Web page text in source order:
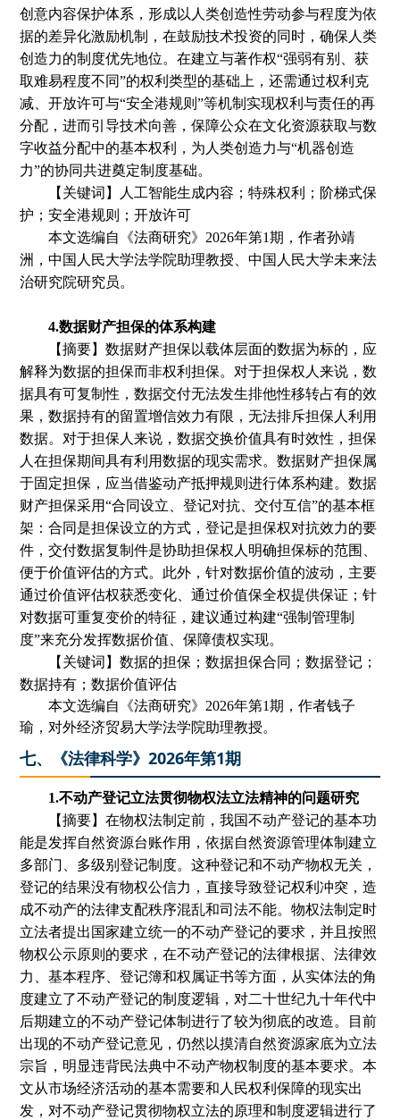
创意内容保护体系 ，形成以人类创造性劳动参与程度为依
据的差异化激励机制，在鼓励技术投资的同时 ，确保人类
创造力的制度优先地位。在建立与著作权“强弱有别、获
取难易程度不同”的权利类型的基础上，还需通过权利克
减、开放许可与“安全港规则”等机制实现权利与责任的再
分配 ，进而引导技术向善 ，保障公众在文化资源获取与数
字收益分配中的基本权利，为人类创造力与“机器创造
力”的协同共进奠定制度基础。
【关键词】人工智能生成内容；特殊权利；阶梯式保
护；安全港规则；开放许可
本文选编自
《法商研究》 2026年第1期 ，作者孙靖
洲 ，中国人民大学法学院助理教授、中国人民大学未来法
治研究院研究员。
4.数据财产担保的体系构建
【摘要】数据财产担保以载体层面的数据为标的，应
解释为数据的担保而非权利担保。对于担保权人来说，数
据具有可复制性，数据交付无法发生排他性移转占有的效
果，数据持有的留置增信效力有限，无法排斥担保人利用
数据。对于担保人来说，数据交换价值具有时效性，担保
人在担保期间具有利用数据的现实需求。数据财产担保属
于固定担保，应当借鉴动产抵押规则进行体系构建。数据
财产担保采用“合同设立、登记对抗、交付互信”的基本框
架 ：合同是担保设立的方式，登记是担保权对抗效力的要
件，交付数据复制件是协助担保权人明确担保标的范围、
便于价值评估的方式。此外，针对数据价值的波动，主要
通过价值评估权获悉变化、通过价值保全权提供保证 ；针
对数据可重复变价的特征，建议通过构建“强制管理制
度”来充分发挥数据价值、保障债权实现。
【关键词】数据的担保；数据担保合同；数据登记；
数据持有；数据价值评估
本文选编自
《法商研究》 2026年第1期 ，作者钱子
瑜 ，对外经济贸易大学法学院助理教授。
七、《法律科学》2026年第1期
1.不动产登记立法贯彻物权法立法精神的问题研究
【摘要】在物权法制定前，我国不动产登记的基本功
能是发挥自然资源台账作用，依据自然资源管理体制建立
多部门、多级别登记制度。这种登记和不动产物权无关，
登记的结果没有物权公信力，直接导致登记权利冲突，造
成不动产的法律支配秩序混乱和司法不能。物权法制定时
立法者提出国家建立统一的不动产登记的要求，并且按照
物权公示原则的要求，在不动产登记的法律根据、法律效
力、基本程序、登记簿和权属证书等方面，从实体法的角
度建立了不动产登记的制度逻辑，对二十世纪九十年代中
后期建立的不动产登记体制进行了较为彻底的改造。目前
出现的不动产登记意见，仍然以摸清自然资源家底为立法
宗旨，明显违背民法典中不动产物权制度的基本要求。本
文从市场经济活动的基本需要和人民权利保障的现实出
发，对不动产登记贯彻物权立法的原理和制度逻辑进行了